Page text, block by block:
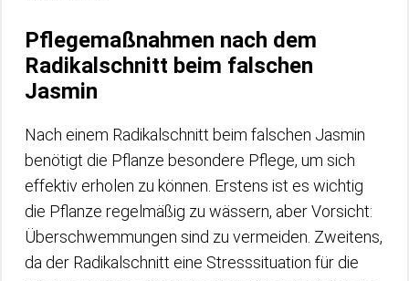
Pflegemaßnahmen nach dem
Radikalschnitt beim falschen
Jasmin
Nach einem Radikalschnitt beim falschen Jasmin
benötigt die Pflanze besondere Pflege, um sich
effektiv erholen zu können. Erstens ist es wichtig
die Pflanze regelmäßig zu wässern, aber Vorsicht:
Überschwemmungen sind zu vermeiden. Zweitens,
da der Radikalschnitt eine Stresssituation für die